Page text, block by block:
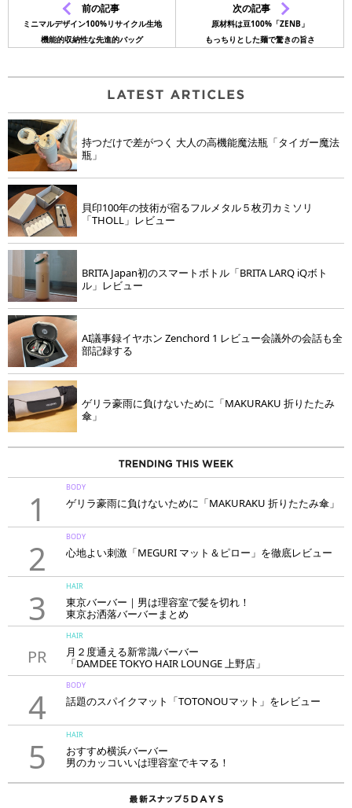
前の記事
ミニマルデザイン100%リサイクル生地
機能的収納性な先進的バッグ
次の記事
原材料は豆100%「ZENB」
もっちりとした麺で驚きの旨さ
持つだけで差がつく 大人の高機能魔法瓶「タイガー魔法
瓶」
貝印100年の技術が宿るフルメタル５枚刃カミソリ
「THOLL」レビュー
BRITA Japan初のスマートボトル「BRITA LARQ iQボト
ル」レビュー
AI議事録イヤホン Zenchord 1 レビュー会議外の会話も全
部記録する
ゲリラ豪雨に負けないために「MAKURAKU 折りたたみ
傘」
1
BODY
ゲリラ豪雨に負けないために「MAKURAKU 折りたたみ傘」
2
BODY
心地よい刺激「MEGURI マット＆ピロー」を徹底レビュー
3
HAIR
東京バーバー｜男は理容室で髪を切れ！
東京お洒落バーバーまとめ
PR
HAIR
月２度通える新常識バーバー
「DAMDEE TOKYO HAIR LOUNGE 上野店」
4
BODY
話題のスパイクマット「TOTONOUマット」をレビュー
5
HAIR
おすすめ横浜バーバー
男のカッコいいは理容室でキマる！